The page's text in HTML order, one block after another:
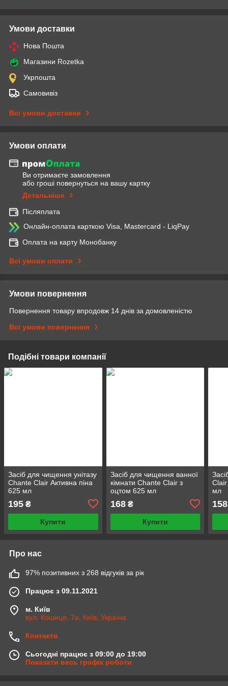
Умови доставки
Нова Пошта
Магазини Rozetka
Укрпошта
Самовивіз
Всі умови доставки
Умови оплати
Ви отримаєте замовлення
або гроші повернуться на вашу картку
Детальніше
Післяплата
Онлайн-оплата карткою Visa, Mastercard - LiqPay
Оплата на карту Монобанку
Всі умови оплати
Умови повернення
Повернення товару впродовж 14 днів за домовленістю
Всі умови повернення
Подібні товари компанії
Засіб для чищення унітазу
Chante Clair Активна піна
625 мл
195 ₴
Купити
Засіб для чищення ванної
кімнати Chante Clair з
оцтом 625 мл
168₴
Купити
мл
158
Про нас
97% позитивних з 268 відгуків за рік
Працює з 09.11.2021
м. Київ
вул. Кошиця, 7а, Київ, Україна
Контакти
Сьогодні працює з 09:00 до 19:00
Показати весь графік роботи